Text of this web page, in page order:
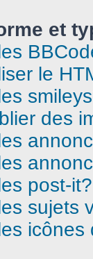
et
le
des
post-it?
sujets
icônes